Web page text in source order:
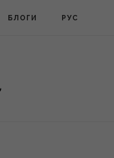
БЛОГИ РУС